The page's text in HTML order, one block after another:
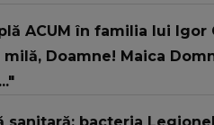
ACUM în familia lui Igor
milă, Doamne! Maica